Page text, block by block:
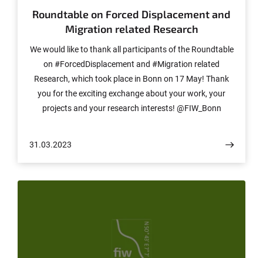
Roundtable on Forced Displacement and
Migration related Research
We would like to thank all participants of the Roundtable
on #ForcedDisplacement and #Migration related
Research, which took place in Bonn on 17 May! Thank
you for the exciting exchange about your work, your
projects and your research interests! @FIW_Bonn
31.03.2023